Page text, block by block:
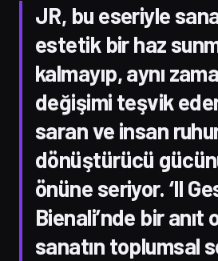
JR, bu eseriyle
estetik bir haz
kalmayıp, aynı
değişimi teşvik
saran ve insan
dönüştürücü
önüne seriyor. ‘Il
Bienali’nde bir
sanatın toplumsal